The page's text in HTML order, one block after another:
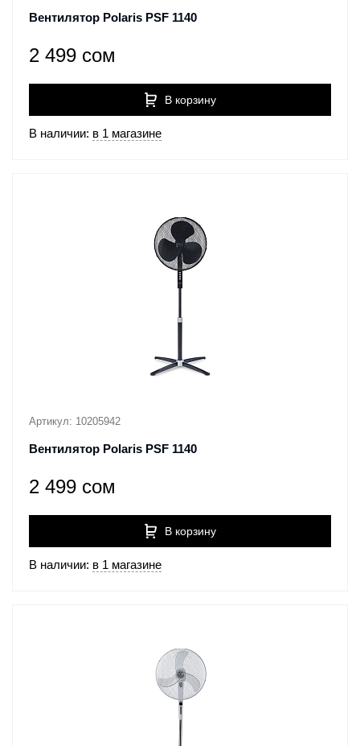
Вентилятор Polaris PSF 1140
2 499 сом
В корзину
В наличии: в 1 магазине
Артикул: 10205942
Вентилятор Polaris PSF 1140
2 499 сом
В корзину
В наличии: в 1 магазине